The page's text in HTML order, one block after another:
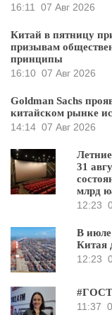
16:11
07 Авг 2026
Китай в пятницу
призывам
принципы
16:10 07 Авг 2026
Goldman Sachs
китайском рынке
14:14 07 Авг 2026
31
млрд
12:23
В июле
Китая
12:23
11:37